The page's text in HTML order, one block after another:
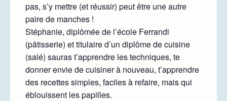
pas, s’y mettre (et réussir) peut être une autre
paire de manches !
Stéphanie, diplômée de l’école Ferrandi
(pâtisserie) et titulaire d’un diplôme de cuisine
(salé) sauras t’apprendre les techniques, te
donner envie de cuisiner à nouveau, t’apprendre
des recettes simples, faciles à refaire, mais qui
éblouissent les papilles.